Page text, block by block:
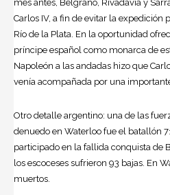
mes antes, Belgrano, Rivadavia y
Carlos IV, a fin de evitar la expedición
Río de la Plata. En la oportunidad
príncipe español como monarca de
Napoleón a las andadas hizo que
venía acompañada por una
Otro detalle argentino: una de las
denuedo en Waterloo fue el batallón
participado en la fallida conquista de
los escoceses sufrieron 93 bajas. En
muertos.